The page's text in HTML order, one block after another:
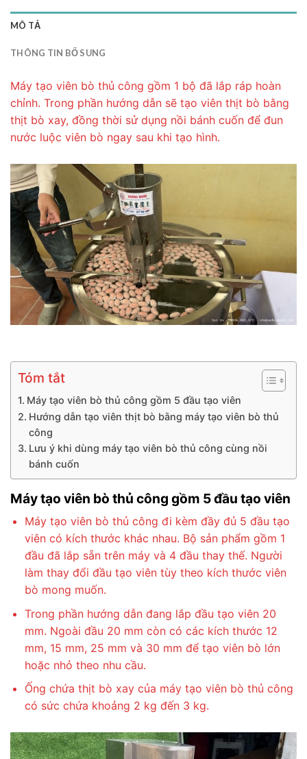
MÔ TẢ
THÔNG TIN BỔ SUNG
Máy tạo viên bò thủ công gồm 1 bộ đã lắp ráp hoàn
chỉnh. Trong phần hướng dẫn sẽ tạo viên thịt bò bằng
thịt bò xay, đồng thời sử dụng nồi bánh cuốn để đun
nước luộc viên bò ngay sau khi tạo hình.
Tóm tắt
Máy tạo viên bò thủ công gồm 5 đầu tạo viên
Hướng dẫn tạo viên thịt bò bằng máy tạo viên bò thủ
công
Lưu ý khi dùng máy tạo viên bò thủ công cùng nồi
bánh cuốn
Máy tạo viên bò thủ công gồm 5 đầu tạo viên
Máy tạo viên bò thủ công đi kèm đầy đủ 5 đầu tạo
viên có kích thước khác nhau. Bộ sản phẩm gồm 1
đầu đã lắp sẵn trên máy và 4 đầu thay thế. Người
làm thay đổi đầu tạo viên tùy theo kích thước viên
bò mong muốn.
Trong phần hướng dẫn đang lắp đầu tạo viên 20
mm. Ngoài đầu 20 mm còn có các kích thước 12
mm, 15 mm, 25 mm và 30 mm để tạo viên bò lớn
hoặc nhỏ theo nhu cầu.
Ống chứa thịt bò xay của máy tạo viên bò thủ công
có sức chứa khoảng 2 kg đến 3 kg.